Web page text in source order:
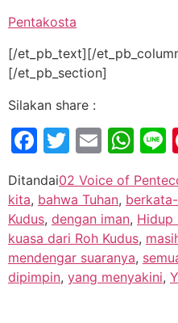
Pentakosta
[/et_pb_text][/
[/et_pb_section]
Silakan share :
Facebook
Twitter
Email
Ditandai02 Voice of
kita, bahwa Tuhan,
Kudus, dengan iman, Hidup
kuasa dari Roh Kudus,
mendengar suaranya,
dipimpin, yang menyakini,